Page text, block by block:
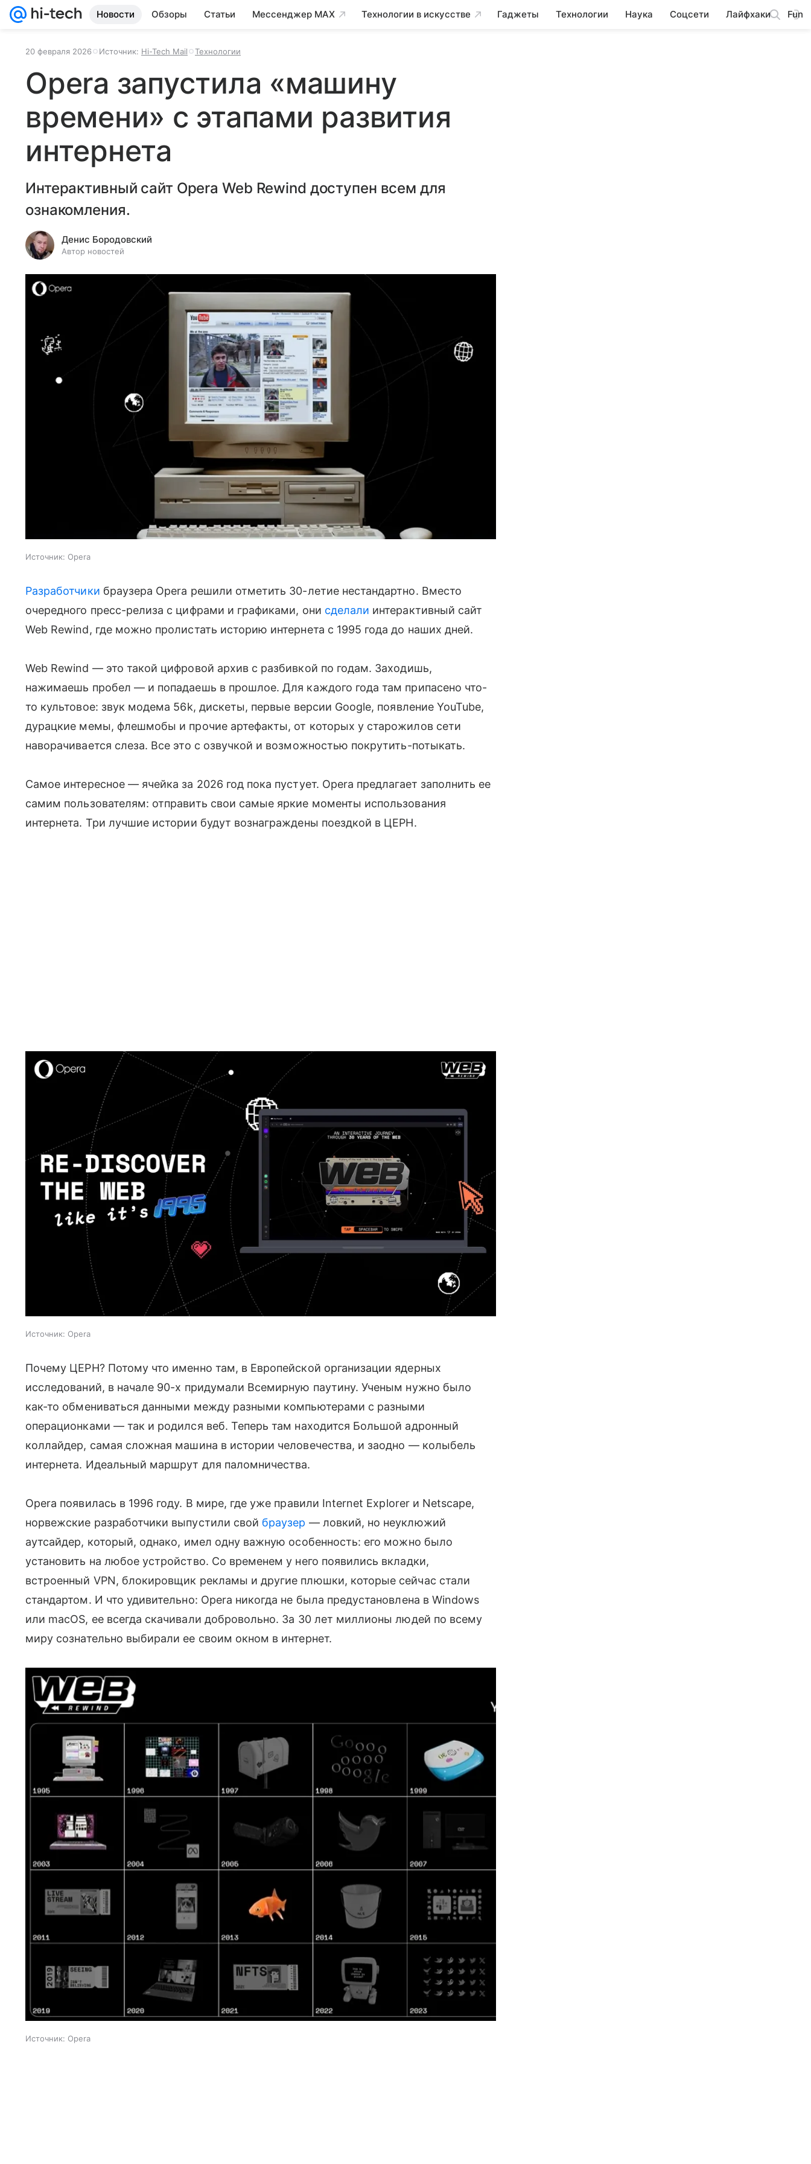
Новости Обзоры Статьи Мессенджер MAX Технологии в искусстве Гаджеты Технологии Наука Соцсети Лайфхаки Fun
20 февраля 2026 Источник: Hi-Tech Mail Технологии
Opera запустила «машину
времени» с этапами развития
интернета
Интерактивный сайт Opera Web Rewind доступен всем для
ознакомления.
Денис Бородовский
Автор новостей
Источник: Opera
Разработчики браузера Opera решили отметить 30-летие нестандартно. Вместо
очередного пресс-релиза с цифрами и графиками, они сделали интерактивный сайт
Web Rewind, где можно пролистать историю интернета с 1995 года до наших дней.
Web Rewind — это такой цифровой архив с разбивкой по годам. Заходишь,
нажимаешь пробел — и попадаешь в прошлое. Для каждого года там припасено что-
то культовое: звук модема 56k, дискеты, первые версии Google, появление YouTube,
дурацкие мемы, флешмобы и прочие артефакты, от которых у старожилов сети
наворачивается слеза. Все это с озвучкой и возможностью покрутить-потыкать.
Самое интересное — ячейка за 2026 год пока пустует. Opera предлагает заполнить ее
самим пользователям: отправить свои самые яркие моменты использования
интернета. Три лучшие истории будут вознаграждены поездкой в ЦЕРН.
Источник: Opera
Почему ЦЕРН? Потому что именно там, в Европейской организации ядерных
исследований, в начале 90-х придумали Всемирную паутину. Ученым нужно было
как-то обмениваться данными между разными компьютерами с разными
операционками — так и родился веб. Теперь там находится Большой адронный
коллайдер, самая сложная машина в истории человечества, и заодно — колыбель
интернета. Идеальный маршрут для паломничества.
Opera появилась в 1996 году. В мире, где уже правили Internet Explorer и Netscape,
норвежские разработчики выпустили свой браузер — ловкий, но неуклюжий
аутсайдер, который, однако, имел одну важную особенность: его можно было
установить на любое устройство. Со временем у него появились вкладки,
встроенный VPN, блокировщик рекламы и другие плюшки, которые сейчас стали
стандартом. И что удивительно: Opera никогда не была предустановлена в Windows
или macOS, ее всегда скачивали добровольно. За 30 лет миллионы людей по всему
миру сознательно выбирали ее своим окном в интернет.
Источник: Opera